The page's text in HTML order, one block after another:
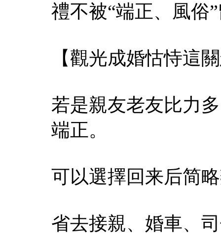
禮不被“端正、風俗
【觀光成婚怙恃這
若是親友老友比力
端正。
可以選擇回来后简
省去接親、婚車、